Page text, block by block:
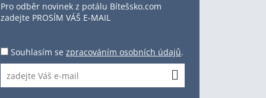
Pro odběr novinek z potálu Bítešsko.com
zadejte PROSÍM VÁŠ E-MAIL
Souhlasím se zpracováním osobních údajů.